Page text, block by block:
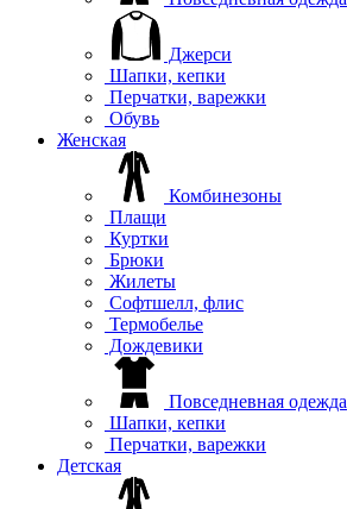
Джерси
Шапки, кепки
Перчатки, варежки
Обувь
Женская
Комбинезоны
Плащи
Куртки
Брюки
Жилеты
Софтшелл, флис
Термобелье
Дождевики
Повседневная одежда
Шапки, кепки
Перчатки, варежки
Детская